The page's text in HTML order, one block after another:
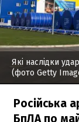
Які наслідки
(фото Getty
Російська
БпЛА по